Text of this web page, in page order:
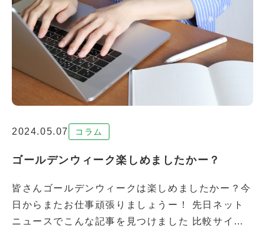
2024.05.07 コラム
ゴールデンウィーク楽しめましたかー？
皆さんゴールデンウィークは楽しめましたかー？今
日からまたお仕事頑張りましょうー！ 先日ネット
ニュースでこんな記事を見つけました 比較サイト